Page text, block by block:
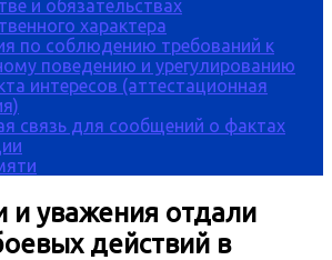
и обязательствах
характера
по соблюдению требований к
поведению и урегулированию
интересов (аттестационная
связь для сообщений о фактах
и уважения отдали
действий в